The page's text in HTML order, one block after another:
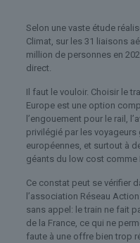
Selon une vaste étude
Climat, sur les 31 liaisons
million de personnes en
direct.
Il faut le vouloir. Choisir le
Europe est une option
l’engouement pour le rail,
privilégié par les
européennes, et surtout à
géants du low cost comme
Ce constat peut se vérifier
l’association Réseau
sans appel: le train ne fait
de la France, ce qui ne
faute à une offre bien trop